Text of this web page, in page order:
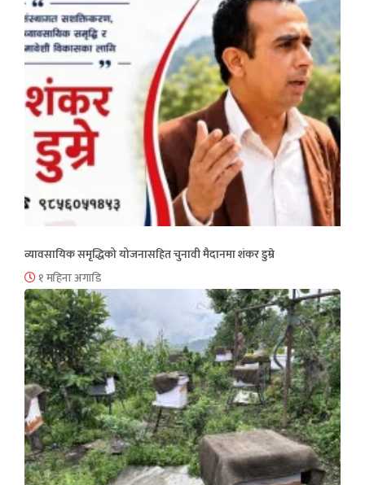
व्यावसायिक समृद्धिको योजनासहित चुनावी मैदानमा शंकर डुम्रे
१ महिना अगाडि